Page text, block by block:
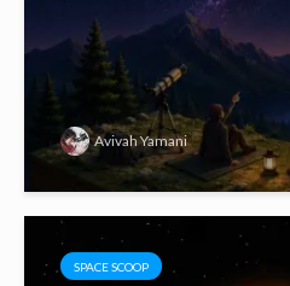
Avivah Yamani
SPACE SCOOP